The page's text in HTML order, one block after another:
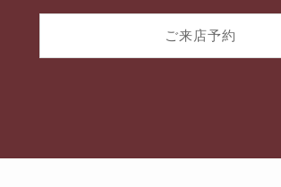
ご来店予約